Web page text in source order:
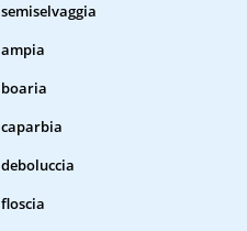
semiselvaggia
ampia
boaria
caparbia
deboluccia
floscia